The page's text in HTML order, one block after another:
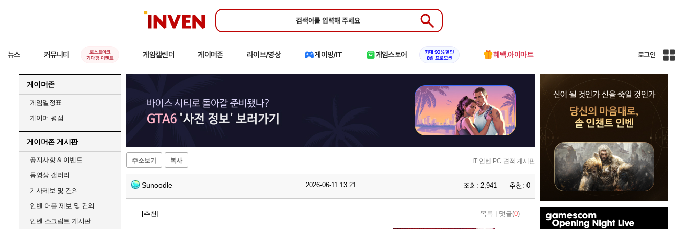
인
Submit
뉴스 커뮤니티
로스트아크
기대평 이벤트
게임캘린더 게이머존 라이브/영상 게이밍/IT 게임스토어
최대 90% 할인
8월 프로모션
혜택.아이마트 로그인
인
게이머존
게임일정표
게이머 평점
게이머존 게시판
공지사항 & 이벤트
동영상 갤러리
기사제보 및 건의
인벤 어플 제보 및 건의
인벤 스크립트 게시판
주소보기 복사 IT 인벤 PC 견적 게시판
Sunoodle 2026-06-11 13:21 조회: 2,941 추천: 0
[추천] 목록 댓글(0)
벤